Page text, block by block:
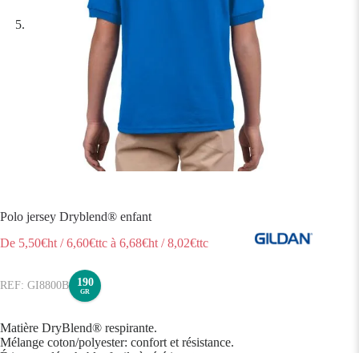
Polo jersey Dryblend® enfant
De 5,50€ht /6,60€ttc à 6,68€ht /8,02€ttc
GI8800B 190
GR
Matière DryBlend® respirante.
Mélange coton/polyester: confort et résistance.